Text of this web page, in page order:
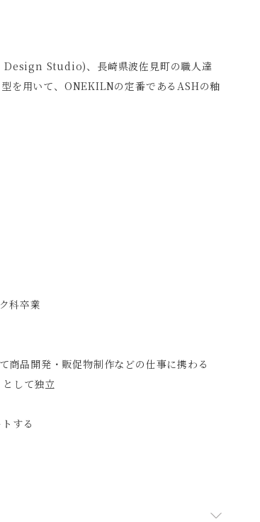
Studio)、長崎県波佐見町の職人達
を用いて、ONEKILNの定番であるASHの釉
科卒業
商品開発・販促物制作などの仕事に携わる
して独立
する